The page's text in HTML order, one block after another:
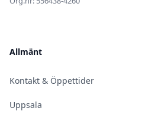
Allmänt
Kontakt & Öppettider
Uppsala